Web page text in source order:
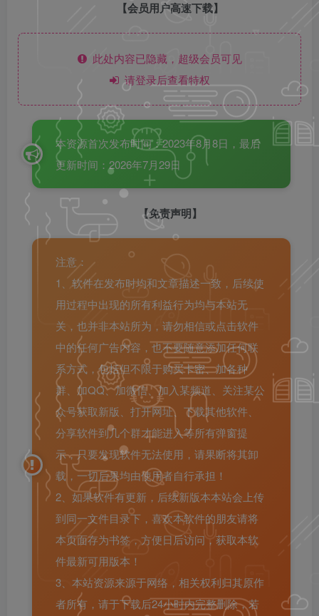
【会员用户高速下载】
此处内容已隐藏，超级会员可见
请登录后查看特权
本资源首次发布时间：2023年8月8日，最后
更新时间：2026年7月29日
【免责声明】
注意：
1、软件在发布时均和文章描述一致，后续使
用过程中出现的所有利益行为均与本站无
关，也并非本站所为，请勿相信或点击软件
中的任何广告内容，也不要随意添加任何联
系方式，包括但不限于购买卡密、加各种
群、加QQ、加微信、加入某频道、关注某公
众号获取新版、打开网址、下载其他软件、
分享软件到几个群才能进入等所有弹窗提
示，只要发现软件无法使用，请果断将其卸
载，一切后果均由使用者自行承担！
2、如果软件有更新，后续新版本本站会上传
到同一文件目录下，喜欢本软件的朋友请将
本页面存为书签，方便日后访问，获取本软
件最新可用版本！
3、本站资源来源于网络，相关权利归其原作
者所有，请于下载后24小时内完整删除，若